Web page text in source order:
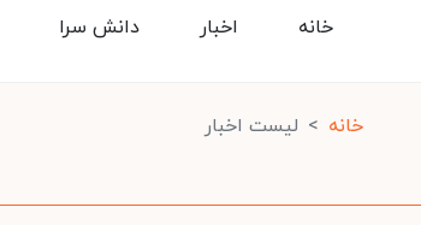
دانش سرا اخبار خانه
خانه لیست اخبار